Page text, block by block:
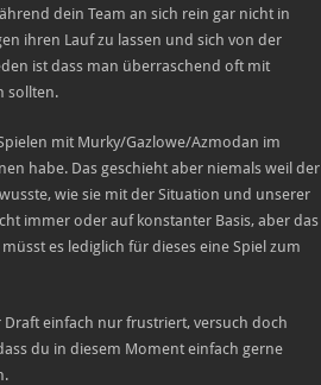
dein Team an sich rein gar nicht in
ihren Lauf zu lassen und sich von der
ist dass man überraschend oft mit
sollten.
mit Murky/Gazlowe/Azmodan im
habe. Das geschieht aber niemals weil der
wie sie mit der Situation und unserer
immer oder auf konstanter Basis, aber das
es lediglich für dieses eine Spiel zum
einfach nur frustriert, versuch doch
du in diesem Moment einfach gerne